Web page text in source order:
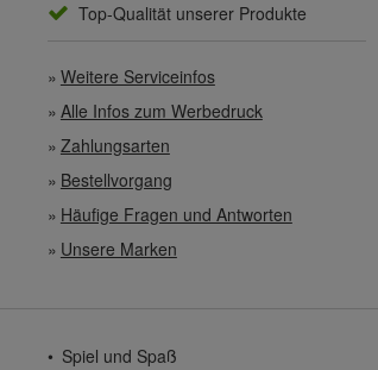
Top-Qualität unserer Produkte
Weitere Serviceinfos
Alle Infos zum Werbedruck
Zahlungsarten
Bestellvorgang
Häufige Fragen und Antworten
Unsere Marken
Spiel und Spaß